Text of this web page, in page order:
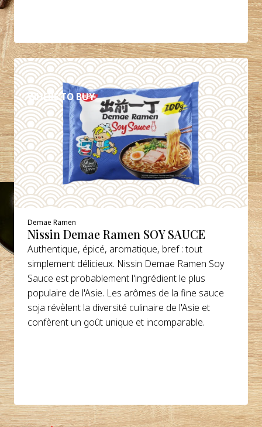
WHERE TO BUY
DÉTAILS
Demae Ramen
Nissin Demae Ramen SOY SAUCE
Authentique, épicé, aromatique, bref : tout
simplement délicieux. Nissin Demae Ramen Soy
Sauce est probablement l'ingrédient le plus
populaire de l'Asie. Les arômes de la fine sauce
soja révèlent la diversité culinaire de l'Asie et
confèrent un goût unique et incomparable.